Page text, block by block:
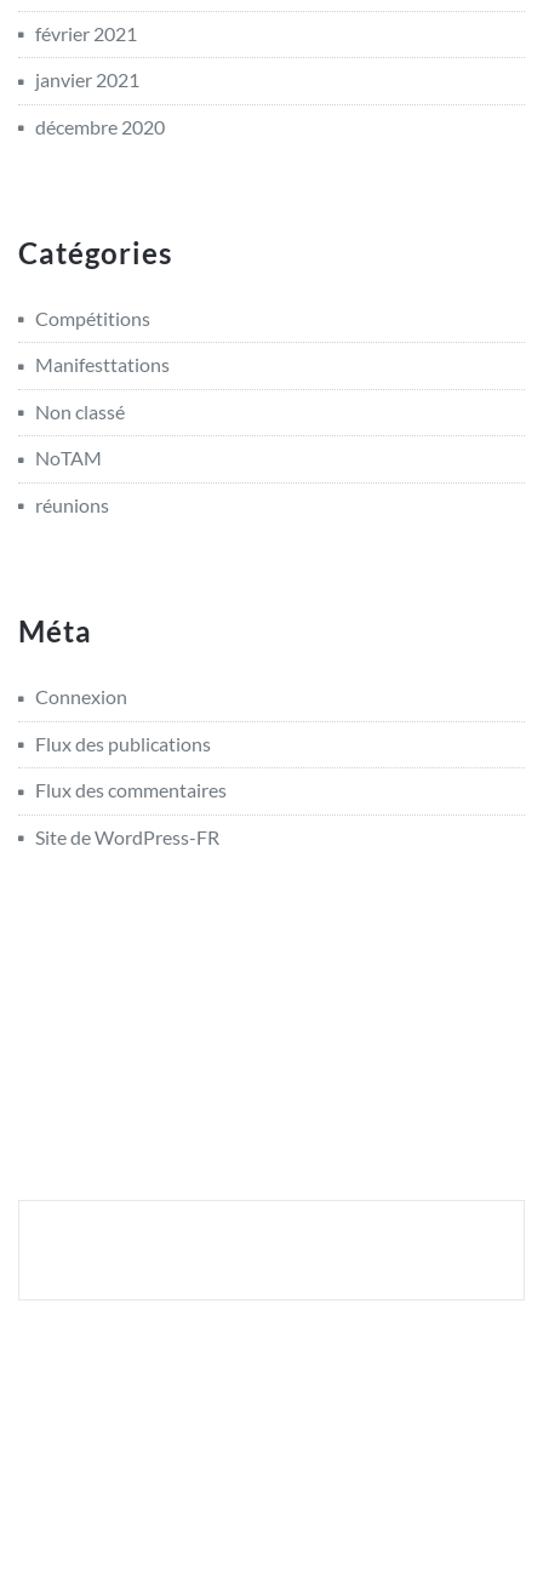
février 2021
janvier 2021
décembre 2020
Catégories
Compétitions
Manifesttations
Non classé
NoTAM
réunions
Méta
Connexion
Flux des publications
Flux des commentaires
Site de WordPress-FR